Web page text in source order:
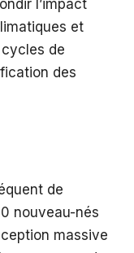
l’impact
et
de
des
de
nouveau-nés
massive